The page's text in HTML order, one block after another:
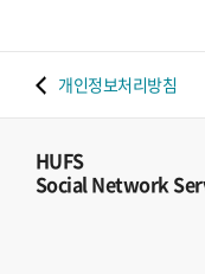
개인정보처리방침
HUFS
Social Network